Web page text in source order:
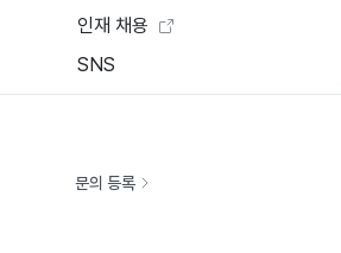
인재 채용
SNS
문의 등록